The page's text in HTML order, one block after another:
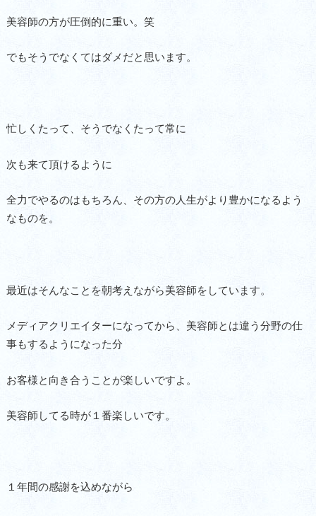
美容師の方が圧倒的に重い。笑
でもそうでなくてはダメだと思います。
忙しくたって、そうでなくたって常に
次も来て頂けるように
全力でやるのはもちろん、その方の人生がより豊かになるよう
なものを。
最近はそんなことを朝考えながら美容師をしています。
メディアクリエイターになってから、美容師とは違う分野の仕
事もするようになった分
お客様と向き合うことが楽しいですよ。
美容師してる時が１番楽しいです。
１年間の感謝を込めながら